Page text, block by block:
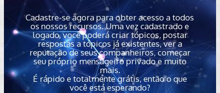
Cadastre-se agora para obter acesso a todos
os nossos recursos. Uma vez cadastrado e
logado, você poderá criar tópicos, postar
respostas a tópicos já existentes, ver a
reputação de seus companheiros, começar
seu próprio mensageiro privado e muito
mais.
É rápido e totalmente grátis, então o que
você está esperando?